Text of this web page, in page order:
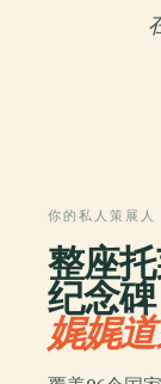
你的私人策展人
整座
纪念碑
娓娓道